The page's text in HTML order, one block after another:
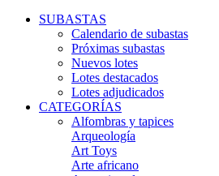
SUBASTAS
Calendario de subastas
Próximas subastas
Nuevos lotes
Lotes destacados
Lotes adjudicados
CATEGORÍAS
Alfombras y tapices
Arqueología
Art Toys
Arte africano